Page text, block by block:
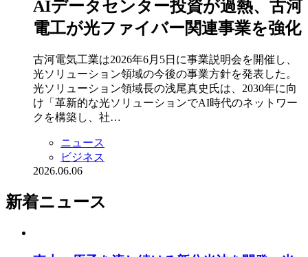
AIデータセンター投資が過熱、古河
電工が光ファイバー関連事業を強化
古河電気工業は2026年6月5日に事業説明会を開催し、
光ソリューション領域の今後の事業方針を発表した。
光ソリューション領域長の浅尾真史氏は、2030年に向
け「革新的な光ソリューションでAI時代のネットワー
クを構築し、社…
ニュース
ビジネス
2026.06.06
新着ニュース